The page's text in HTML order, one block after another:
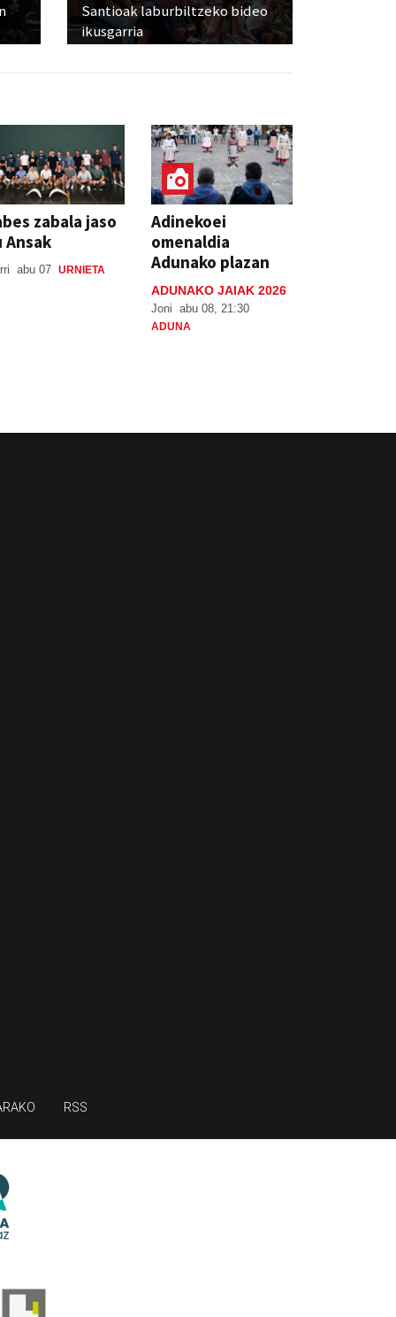
Santioak laburbiltzeko bideo
ikusgarria
zabala jaso
Ansak
abu 07 URNIETA
Adinekoei
omenaldia
Adunako plazan
ADUNAKO JAIAK 2026
Joni abu 08, 21:30
ADUNA
RSS